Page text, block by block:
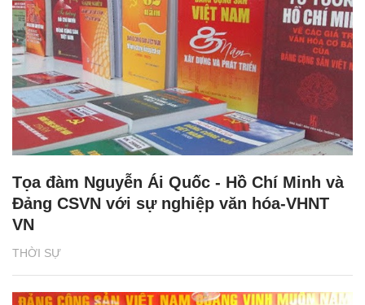
THỜI SỰ
Tọa đàm Nguyễn Ái Quốc - Hồ Chí Minh và
Đảng CSVN với sự nghiệp văn hóa-VHNT
VN